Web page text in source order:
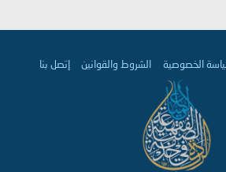
الخصوصية الشروط والقوانين إتصل بنا